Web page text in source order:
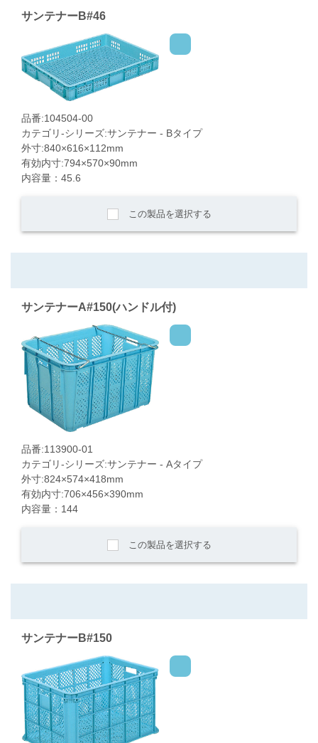
サンテナーB#46
品番:104504-00
カテゴリ-シリーズ:サンテナー - Bタイプ
外寸:840×616×112mm
有効内寸:794×570×90mm
内容量：45.6
この製品を選択する
サンテナーA#150(ハンドル付)
品番:113900-01
カテゴリ-シリーズ:サンテナー - Aタイプ
外寸:824×574×418mm
有効内寸:706×456×390mm
内容量：144
この製品を選択する
サンテナーB#150